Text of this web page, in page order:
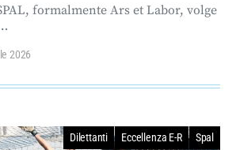
formalmente Ars et Labor, volge
2026
Dilettanti Eccellenza E-R Spal